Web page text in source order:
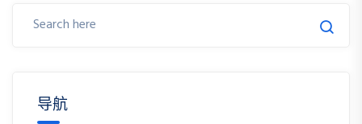
导航